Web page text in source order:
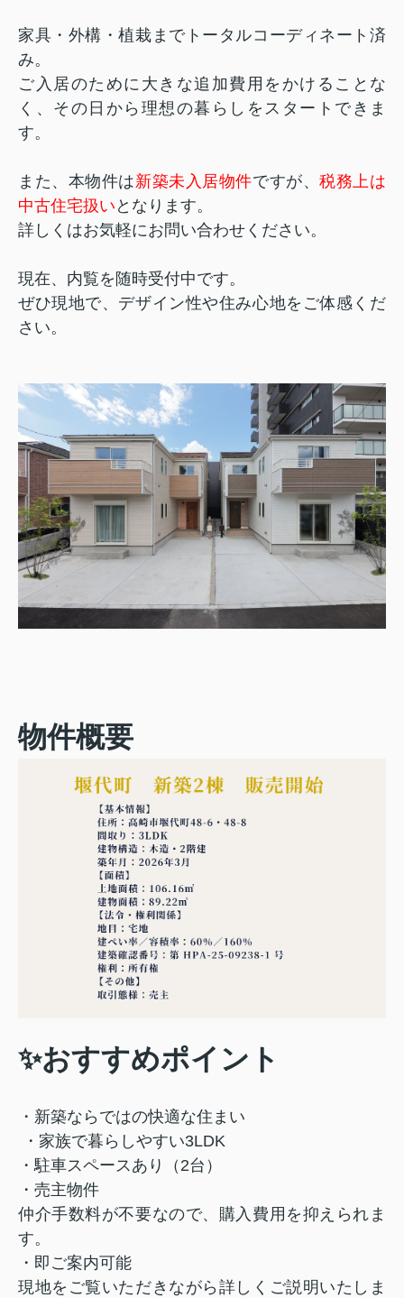
家具・外構・植栽までトータルコーディネート済
み。
ご入居のために大きな追加費用をかけることな
く、その日から理想の暮らしをスタートできま
す。
また、本物件は新築未入居物件ですが、税務上は
中古住宅扱い となります。
詳しくはお気軽にお問い合わせください。
現在、 内覧を随時受付中です。
ぜひ現地で、デザイン性や住み心地をご体感くだ
さい。
物件概要
✨おすすめポイント
・新築ならではの快適な住まい
‍‍‍ ・家族で暮らしやすい3LDK
・駐車スペースあり（2台）
・売主物件
仲介手数料が不要なので、購入費用を抑えられま
す。
・即ご案内可能
現地をご覧いただきながら詳しくご説明いたしま